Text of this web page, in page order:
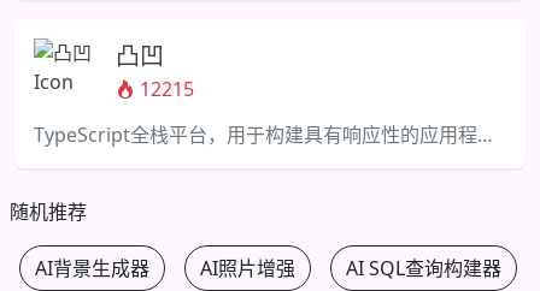
凸凹
12215
TypeScript全栈平台，用于构建具有响应性的应用程序。
随机推荐
AI背景生成器 AI照片增强 AI SQL查询构建器